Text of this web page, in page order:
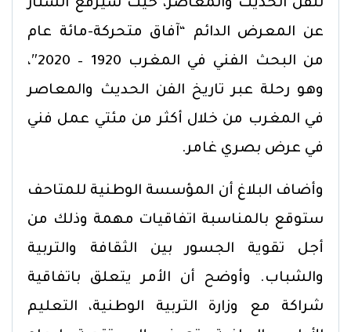
للفن الحديث والمعاصر، حيث سيرفع الستار
عن المعرض الدائم “آفاق متحركة-مائة عام
من البحث الفني في المغرب 1920 – 2020″،
وهو رحلة عبر تاريخ الفن الحديث والمعاصر
في المغرب من خلال أكثر من مئتي عمل فني
في عرض بصري غامر.
وأضاف البلاغ أن المؤسسة الوطنية للمتاحف
ستوقع بالمناسبة اتفاقيات مهمة وذلك من
أجل تقوية الجسور بين الثقافة والتربية
والشباب. وأوضح أن الأمر يتعلق باتفاقية
شراكة مع وزارة التربية الوطنية، التعليم